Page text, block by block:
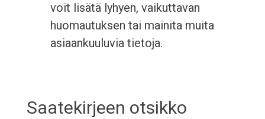
voit lisätä lyhyen, vaikuttavan
huomautuksen tai mainita muita
asiaankuuluvia tietoja.
Saatekirjeen otsikko